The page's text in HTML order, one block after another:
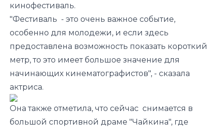
кинофестиваль.
"Фестиваль - это очень важное событие,
особенно для молодежи, и если здесь
предоставлена возможность показать короткий
метр, то это имеет большое значение для
начинающих кинематографистов", - сказала
актриса.
Она также отметила, что сейчас снимается в
большой спортивной драме "Чайкина", где